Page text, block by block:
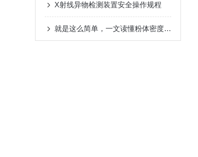
X射线异物检测装置安全操作规程
就是这么简单，一文读懂粉体密度测试仪